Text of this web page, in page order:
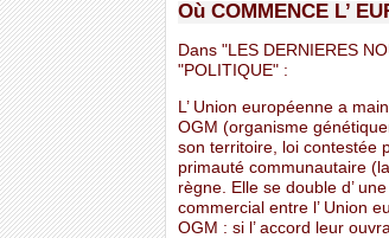
Où COMMENCE L’
Dans "LES DERNIERES
"POLITIQUE" :
L’ Union européenne a
OGM (organisme
son territoire, loi contestée
primauté communautaire
règne. Elle se double d’
commercial entre l’ Union
OGM : si l’ accord leur